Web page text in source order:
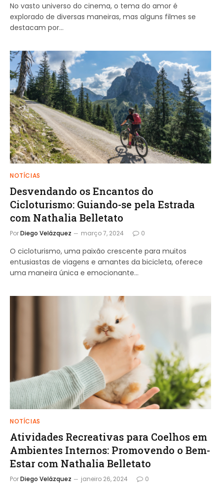
No vasto universo do cinema, o tema do amor é
explorado de diversas maneiras, mas alguns filmes se
destacam por…
NOTÍCIAS
Desvendando os Encantos do
Cicloturismo: Guiando-se pela Estrada
com Nathalia Belletato
PorDiego Velázquez março 7, 2024 0
O cicloturismo, uma paixão crescente para muitos
entusiastas de viagens e amantes da bicicleta, oferece
uma maneira única e emocionante…
NOTÍCIAS
Atividades Recreativas para Coelhos em
Ambientes Internos: Promovendo o Bem-
Estar com Nathalia Belletato
PorDiego Velázquez janeiro 26, 2024 0